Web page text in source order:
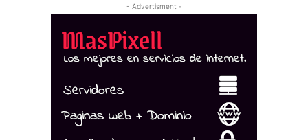
- Advertisment -